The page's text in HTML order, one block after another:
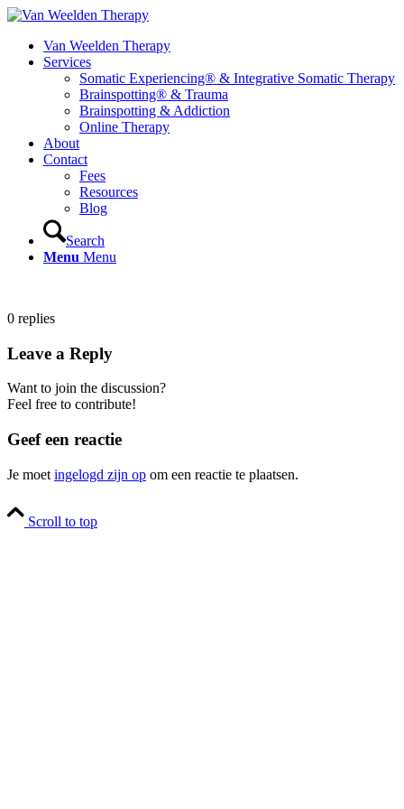
Van Weelden Therapy
Services
Somatic Experiencing® & Integrative Somatic Therapy
Brainspotting® & Trauma
Brainspotting & Addiction
Online Therapy
About
Contact
Fees
Resources
Blog
Search
Menu Menu
0 replies
Leave a Reply
Want to join the discussion?
Feel free to contribute!
Geef een reactie
Je moet ingelogd zijn op om een reactie te plaatsen.
Scroll to top